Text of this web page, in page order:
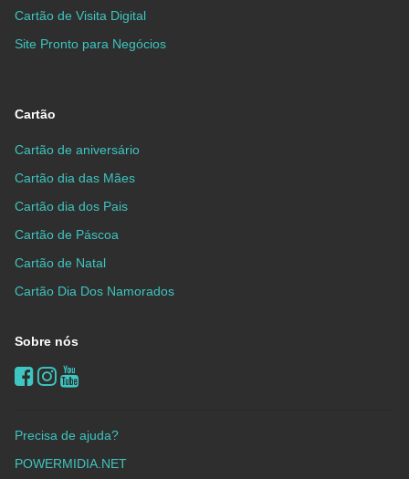
Cartão de Visita Digital
Site Pronto para Negócios
Cartão
Cartão de aniversário
Cartão dia das Mães
Cartão dia dos Pais
Cartão de Páscoa
Cartão de Natal
Cartão Dia Dos Namorados
Sobre nós
Precisa de ajuda?
POWERMIDIA.NET